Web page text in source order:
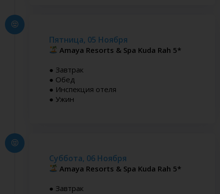
Пятница, 05 Ноября
Amaya Resorts & Spa Kuda Rah 5*
● Завтрак
● Обед
● Инспекция отеля
● Ужин
Суббота, 06 Ноября
Amaya Resorts & Spa Kuda Rah 5*
● Завтрак